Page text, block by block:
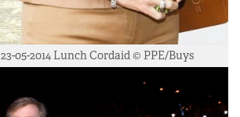
23-05-2014 Lunch Cordaid © PPE/Buys